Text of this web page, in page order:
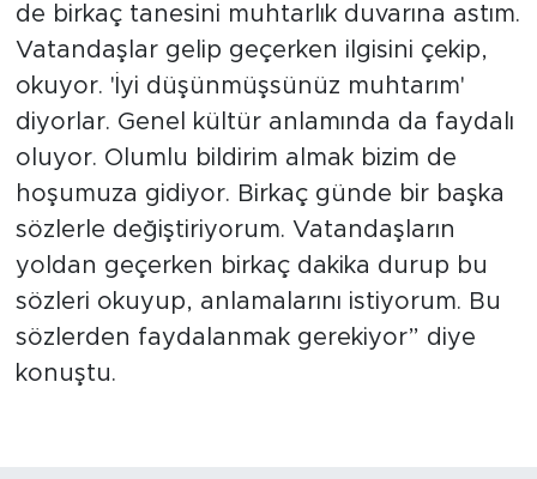
de birkaç tanesini muhtarlık duvarına astım.
Vatandaşlar gelip geçerken ilgisini çekip,
okuyor. 'İyi düşünmüşsünüz muhtarım'
diyorlar. Genel kültür anlamında da faydalı
oluyor. Olumlu bildirim almak bizim de
hoşumuza gidiyor. Birkaç günde bir başka
sözlerle değiştiriyorum. Vatandaşların
yoldan geçerken birkaç dakika durup bu
sözleri okuyup, anlamalarını istiyorum. Bu
sözlerden faydalanmak gerekiyor” diye
konuştu.